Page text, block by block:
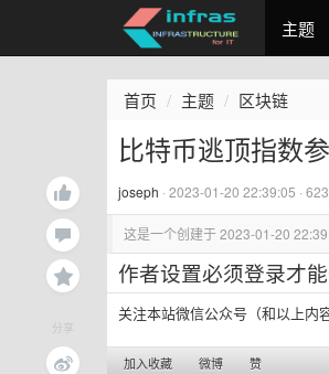
主题
首页 主题 区块链
比特币逃顶指数
joseph · 2023-01-20 22:39:05 ·
这是一个创建于2023-01-20
作者设置必须登录才能
关注本站微信公众号（和以上内
加入收藏 微博 赞